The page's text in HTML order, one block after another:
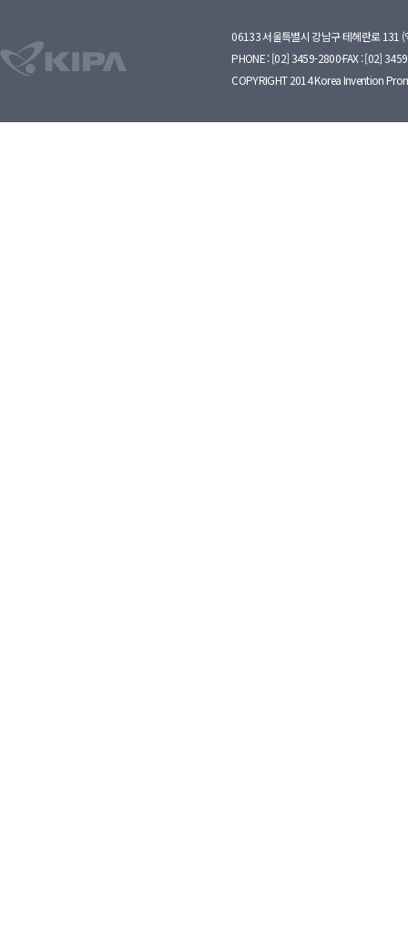
06133 서울특별시 강남구 테헤란로 131 (
PHONE : [02] 3459-2800·FAX : [02]
COPYRIGHT 2014 Korea Invention